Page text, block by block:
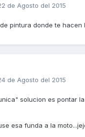
de Agosto del 2015
pintura donde te hacen
de Agosto del 2015
solucion es pontar
esa funda a la